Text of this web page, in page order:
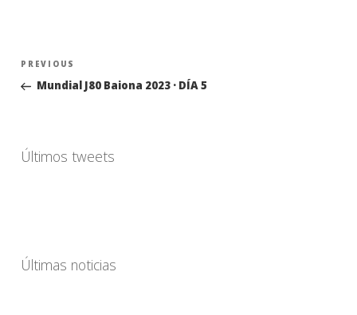
Navegación
entradas
Previous
Post
PREVIOUS
Mundial J80 Baiona 2023 · DÍA 5
Últimos tweets
Últimas noticias